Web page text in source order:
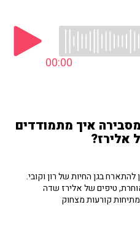
00:00
איך מתמודדים
אלירז?
בגן החיות של רון וקובי.
טיפים של אלירז שדה
קורעות מצחוק